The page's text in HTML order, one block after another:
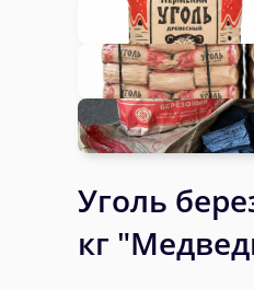
Уголь
кг